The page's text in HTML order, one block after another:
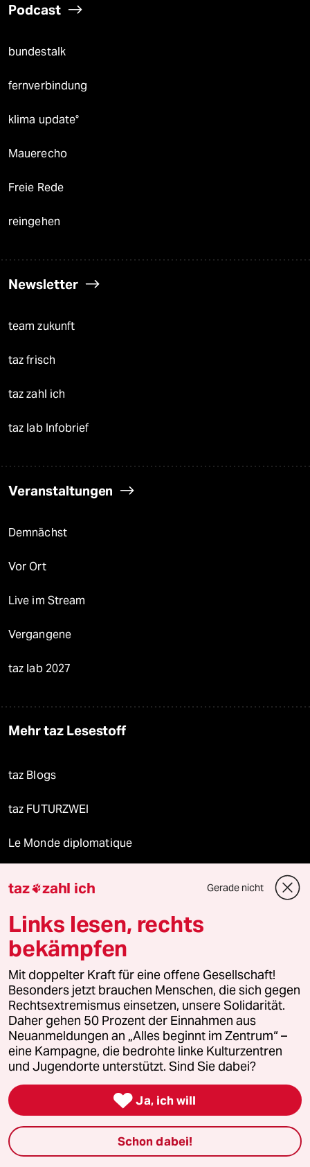
Podcast
bundestalk
fernverbindung
klima update°
Mauerecho
Freie Rede
reingehen
Newsletter
team zukunft
taz frisch
taz zahl ich
taz lab Infobrief
Veranstaltungen
Demnächst
Vor Ort
Live im Stream
Vergangene
taz lab 2027
Mehr taz Lesestoff
taz Blogs
taz FUTURZWEI
Le Monde diplomatique
Mehr taz Angebote
Reisen
Kantine
Shop
Anzeigen
Fragen & Hilfe
taz zahl ich Gerade nicht
Links lesen, rechts
bekämpfen
Mit doppelter Kraft für eine offene Gesellschaft!
Besonders jetzt brauchen Menschen, die sich gegen
Rechtsextremismus einsetzen, unsere Solidarität.
Daher gehen 50 Prozent der Einnahmen aus
Neuanmeldungen an „Alles beginnt im Zentrum“ –
eine Kampagne, die bedrohte linke Kulturzentren
und Jugendorte unterstützt. Sind Sie dabei?
 Ja, ich will
Schon dabei!